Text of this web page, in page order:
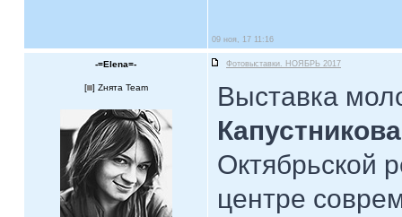
09 ноя, 17 11:16
-=Elena=- Фотовыставки. НОЯБРЬ 2017
[ ] Zнята Team
Выставка
Капустникова
Октябрьской
центре